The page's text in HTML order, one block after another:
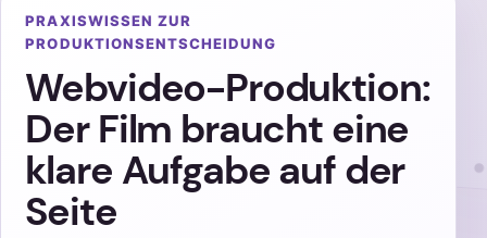
PRAXISWISSEN ZUR
PRODUKTIONSENTSCHEIDUNG
Webvideo-Produktion:
Der Film braucht eine
klare Aufgabe auf der
Seite